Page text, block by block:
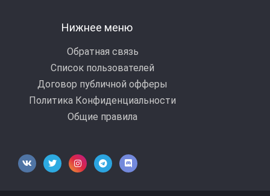
Нижнее меню
Обратная связь
Список пользователей
Договор публичной офферы
Политика Конфиденциальности
Общие правила